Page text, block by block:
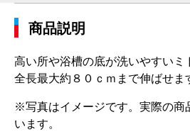
商品説明
高い所や浴槽の底が洗いやすいミ
全長最大約８０ｃｍまで伸ばせま
※写真はイメージです。実際の商
います。